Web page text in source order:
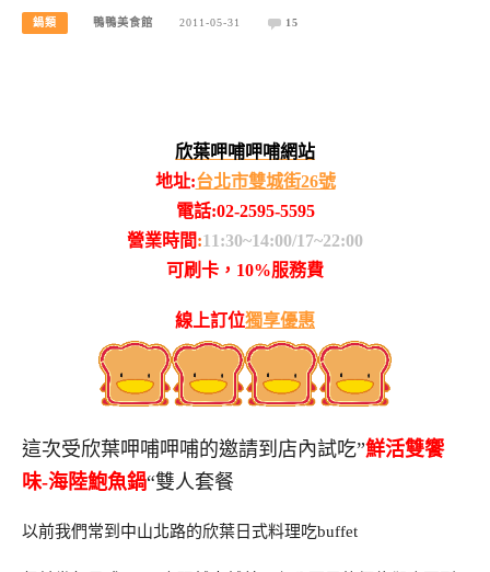
鍋類 鴨鴨美食館 2011-05-31 15
欣葉呷哺呷哺網站
地址:台北市雙城街26號
電話:02-2595-5595
營業時間:11:30~14:00/17~22:00
可刷卡，10%服務費
線上訂位獨享優惠
這次受欣葉呷哺呷哺的邀請到店內試吃”鮮活雙饗
味-海陸鮑魚鍋“雙人套餐
以前我們常到中山北路的欣葉日式料理吃buffet